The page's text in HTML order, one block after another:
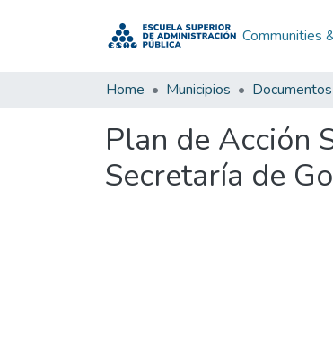
Communities
Home Municipios
Plan de Acción
Secretaría de